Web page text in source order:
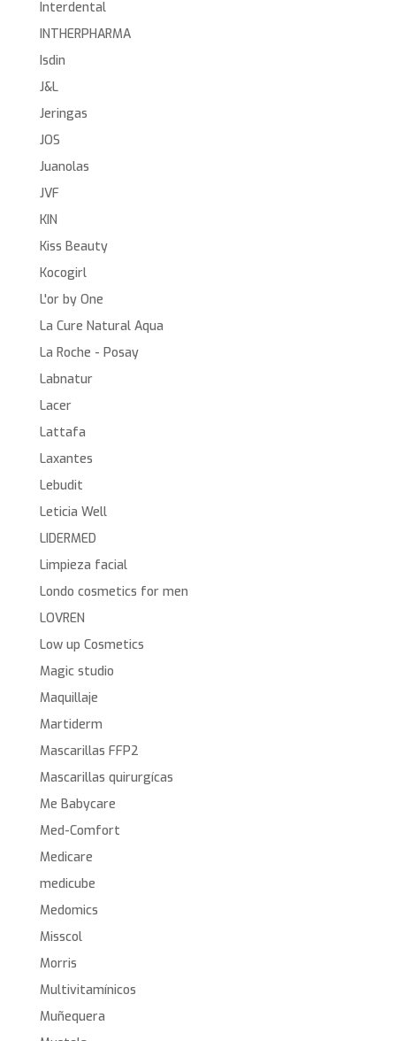
Interdental
INTHERPHARMA
Isdin
J&L
Jeringas
JOS
Juanolas
JVF
KIN
Kiss Beauty
Kocogirl
L'or by One
La Cure Natural Aqua
La Roche - Posay
Labnatur
Lacer
Lattafa
Laxantes
Lebudit
Leticia Well
LIDERMED
Limpieza facial
Londo cosmetics for men
LOVREN
Low up Cosmetics
Magic studio
Maquillaje
Martiderm
Mascarillas FFP2
Mascarillas quirurgícas
Me Babycare
Med-Comfort
Medicare
medicube
Medomics
Misscol
Morris
Multivitamínicos
Muñequera